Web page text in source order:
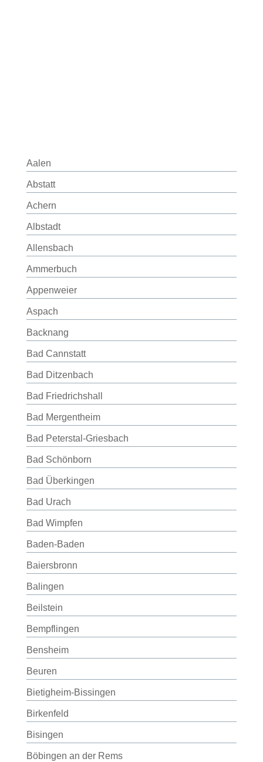
Aalen
Abstatt
Achern
Albstadt
Allensbach
Ammerbuch
Appenweier
Aspach
Backnang
Bad Cannstatt
Bad Ditzenbach
Bad Friedrichshall
Bad Mergentheim
Bad Peterstal-Griesbach
Bad Schönborn
Bad Überkingen
Bad Urach
Bad Wimpfen
Baden-Baden
Baiersbronn
Balingen
Beilstein
Bempflingen
Bensheim
Beuren
Bietigheim-Bissingen
Birkenfeld
Bisingen
Böbingen an der Rems